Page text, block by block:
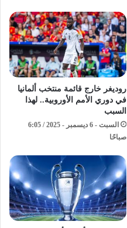
روديغر خارج قائمة منتخب ألمانيا
في دوري الأمم الأوروبية.. لهذا
السبب
السبت - 6 ديسمبر - 2025 / 6:05
صباحًا